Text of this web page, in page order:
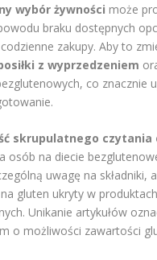
wybór żywności może
braku dostępnych
zakupy. Aby to
z wyprzedzeniem
co znacznie
skrupulatnego
osób na diecie
uwagę na składniki,
gluten ukryty w produktach
Unikanie artykułów
o możliwości zawartości